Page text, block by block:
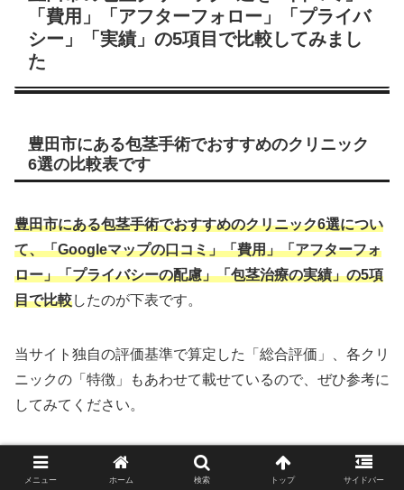
「費用」「アフターフォロー」「プライバ
シー」「実績」の5項目で比較してみまし
た
豊田市にある包茎手術でおすすめのクリニック
6選の比較表です
豊田市にある包茎手術でおすすめのクリニック6選につい
て、「Googleマップの口コミ」「費用」「アフターフォ
ロー」「プライバシーの配慮」「包茎治療の実績」の5項
目で比較したのが下表です。
当サイト独自の評価基準で算定した「総合評価」、各クリ
ニックの「特徴」もあわせて載せているので、ぜひ参考に
してみてください。
東京ノーストクリニック
豊田院
メニュー ホーム 検索 トップ サイドバー